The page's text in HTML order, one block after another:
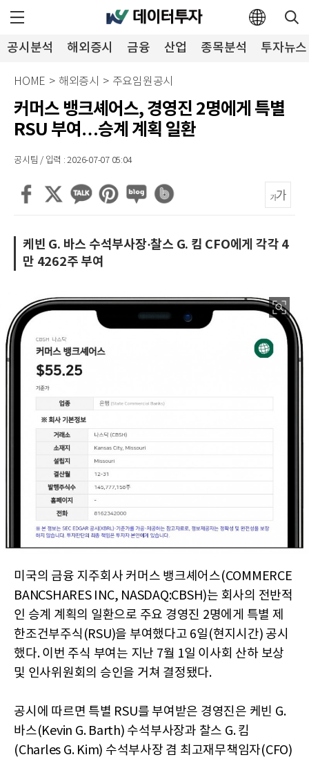
공시분석 해외증시 금융 산업 종목분석 투자뉴스
HOME > 해외증시 > 주요임원공시
커머스 뱅크셰어스, 경영진 2명에게 특별
RSU 부여…승계 계획 일환
공시팀 / 입력 : 2026-07-07 05:04
케빈 G. 바스 수석부사장·찰스 G. 킴 CFO에게 각각 4
만 4262주 부여
미국의 금융 지주회사 커머스 뱅크셰어스(COMMERCE
BANCSHARES INC, NASDAQ:CBSH)는 회사의 전반적
인 승계 계획의 일환으로 주요 경영진 2명에게 특별 제
한조건부주식(RSU)을 부여했다고 6일(현지시간) 공시
했다. 이번 주식 부여는 지난 7월 1일 이사회 산하 보상
및 인사위원회의 승인을 거쳐 결정됐다.
공시에 따르면 특별 RSU를 부여받은 경영진은 케빈 G.
바스(Kevin G. Barth) 수석부사장과 찰스 G. 킴
(Charles G. Kim) 수석부사장 겸 최고재무책임자(CFO)